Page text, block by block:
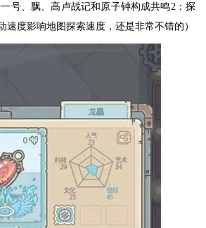
号、飘、高卢战记和原子钟构成共鸣2：探
速度影响地图探索速度，还是非常不错的）